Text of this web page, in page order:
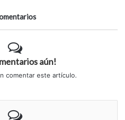
aún!
comentar este artículo.